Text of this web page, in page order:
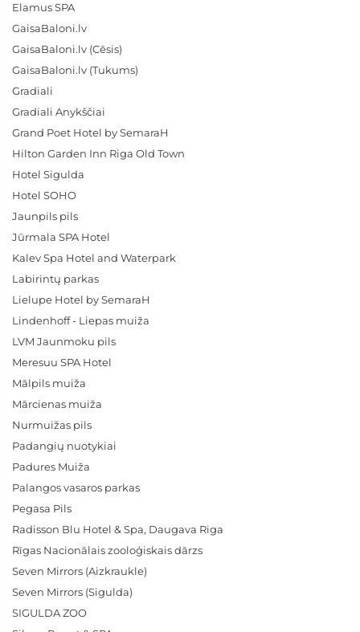
Elamus SPA
GaisaBaloni.lv
GaisaBaloni.lv (Cēsis)
GaisaBaloni.lv (Tukums)
Gradiali
Gradiali Anykščiai
Grand Poet Hotel by SemaraH
Hilton Garden Inn Riga Old Town
Hotel Sigulda
Hotel SOHO
Jaunpils pils
Jūrmala SPA Hotel
Kalev Spa Hotel and Waterpark
Labirintų parkas
Lielupe Hotel by SemaraH
Lindenhoff - Liepas muiža
LVM Jaunmoku pils
Meresuu SPA Hotel
Mālpils muiža
Mārcienas muiža
Nurmuižas pils
Padangių nuotykiai
Padures Muiža
Palangos vasaros parkas
Pegasa Pils
Radisson Blu Hotel & Spa, Daugava Riga
Rīgas Nacionālais zooloģiskais dārzs
Seven Mirrors (Aizkraukle)
Seven Mirrors (Sigulda)
SIGULDA ZOO